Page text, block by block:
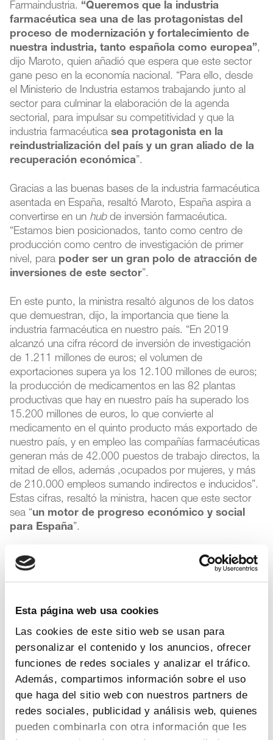
Esta página web usa cookies
Las cookies de este sitio web se usan para
personalizar el contenido y los anuncios, ofrecer
funciones de redes sociales y analizar el tráfico.
Además, compartimos información sobre el uso
que haga del sitio web con nuestros partners de
redes sociales, publicidad y análisis web, quienes
pueden combinarla con otra información que les
Farmaindustria. “Queremos que la industria
farmacéutica sea una de las protagonistas del
proceso de modernización y fortalecimiento de
nuestra industria, tanto española como europea”,
dijo Maroto, quien añadió que espera que este sector
gane peso en la economía nacional. “Para ello, desde
el Ministerio de Industria estamos trabajando junto al
sector para culminar la elaboración de la agenda
sectorial, para impulsar su competitividad y que la
industria farmacéuticasea protagonista en la
reindustrialización del país y un gran aliado de la
recuperación económica”.
Gracias a las buenas bases de la industria farmacéutica
asentada en España, resaltó Maroto, España aspira a
convertirse en un hubde inversión farmacéutica.
“Estamos bien posicionados, tanto como centro de
producción como centro de investigación de primer
nivel, para poder ser un gran polo de atracción de
inversiones de este sector”.
En este punto, la ministra resaltó algunos de los datos
que demuestran, dijo, la importancia que tiene la
industria farmacéutica en nuestro país. “En 2019
alcanzó una cifra récord de inversión de investigación
de 1.211 millones de euros; el volumen de
exportaciones supera ya los 12.100 millones de euros;
la producción de medicamentos en las 82 plantas
productivas que hay en nuestro país ha superado los
15.200 millones de euros, lo que convierte al
medicamento en el quinto producto más exportado de
nuestro país, y en empleo las compañías farmacéuticas
generan más de 42.000 puestos de trabajo directos, la
mitad de ellos, además ,ocupados por mujeres, y más
de 210.000 empleos sumando indirectos e inducidos”.
Estas cifras, resaltó la ministra, hacen que este sector
sea “un motor de progreso económico y social
para España”.
La pandemia -resaltó en su intervención en el
encuentro- ha puesto a la industria farmacéutica ante su
mayor reto, y el balance ha sido muy satisfactorio. “La
nos van a traer las vacunas que van a suponer el
principio del fin de la pandemia. Es la industria que va
más va a contribuir a la salud y el bienestar de la
población”, finalizó.
Industria farmacéutica